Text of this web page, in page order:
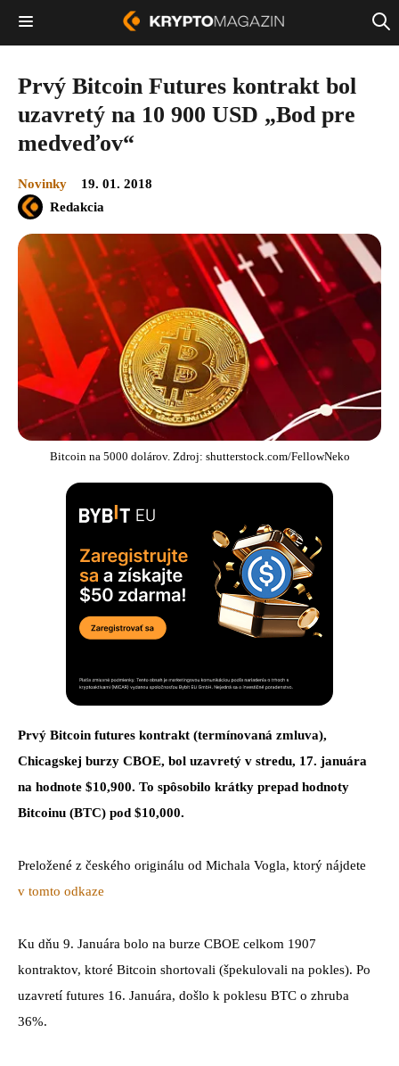
Prvý Bitcoin Futures kontrakt bol
uzavretý na 10 900 USD „Bod pre
medveďov“
Novinky
19. 01. 2018
Redakcia
Bitcoin na 5000 dolárov. Zdroj: shutterstock.com/FellowNeko
Prvý Bitcoin futures kontrakt (termínovaná zmluva),
Chicagskej burzy CBOE, bol uzavretý v stredu, 17. januára
na hodnote $10,900. To spôsobilo krátky prepad hodnoty
Bitcoinu (BTC) pod $10,000.
Preložené z českého originálu od Michala Vogla, ktorý nájdete
v tomto odkaze
Ku dňu 9. Januára bolo na burze CBOE celkom 1907
kontraktov, ktoré Bitcoin shortovali (špekulovali na pokles). Po
uzavretí futures 16. Januára, došlo k poklesu BTC o zhruba
36%.